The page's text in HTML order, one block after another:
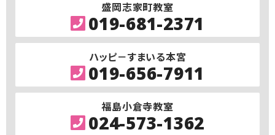
盛岡志家町教室
019-681-2371
ハッピ－すまいる本宮
019-656-7911
福島小倉寺教室
024-573-1362